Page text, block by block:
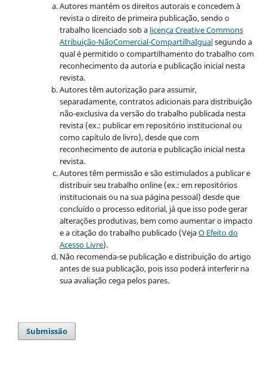
Autores mantém os direitos autorais e concedem à
revista o direito de primeira publicação, sendo o
trabalho licenciado sob a licença Creative Commons
Atribuição-NãoComercial-CompartilhaIgualsegundo a
qual é permitido o compartilhamento do trabalho com
reconhecimento da autoria e publicação inicial nesta
revista.
Autores têm autorização para assumir,
separadamente, contratos adicionais para distribuição
não-exclusiva da versão do trabalho publicada nesta
revista (ex.: publicar em repositório institucional ou
como capítulo de livro), desde que com
reconhecimento de autoria e publicação inicial nesta
revista.
Autores têm permissão e são estimulados a publicar e
distribuir seu trabalho online (ex.: em repositórios
institucionais ou na sua página pessoal) desde que
concluído o processo editorial, já que isso pode gerar
alterações produtivas, bem como aumentar o impacto
e a citação do trabalho publicado (VejaO Efeito do
Acesso Livre).
Não recomenda-se publicação e distribuição do artigo
antes de sua publicação, pois isso poderá interferir na
sua avaliação cega pelos pares.
Submissão